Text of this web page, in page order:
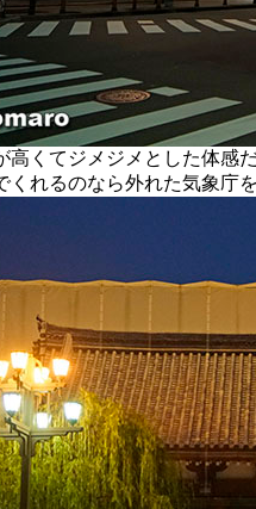
くてジメジメとした体感
くれるのなら外れた気象庁